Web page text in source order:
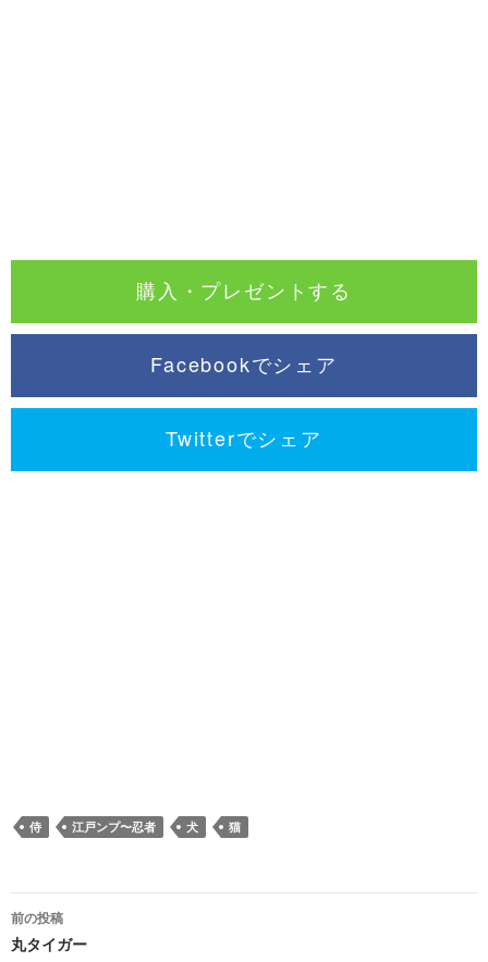
購入・プレゼントする
Facebookでシェア
Twitterでシェア
侍 江戸ンプ〜忍者 犬 猫
前の投稿
丸タイガー